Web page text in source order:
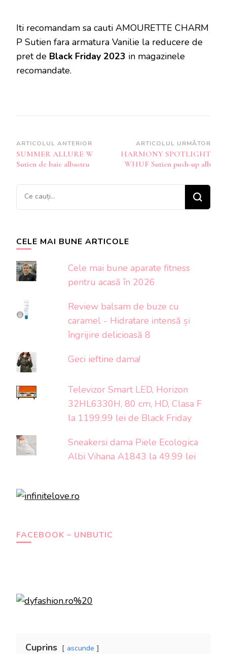
Iti recomandam sa cauti AMOURETTE CHARM
P Sutien fara armatura Vanilie la reducere de
pret de Black Friday 2023 in magazinele
recomandate.
Navigare
în
ARTICOLUL ANTERIOR
SUMMER ALLURE W
Sutien de baie albastru
ARTICOLUL URMĂTOR
HARMONY SPOTLIGHT
WHUF Sutien push-up alb
Cauți
ceva?
CELE MAI BUNE ARTICOLE
Cele mai bune aparate fitness
pentru acasă în 2026
Review balsam de buze cu
caramel - Hidratare intensă și
îngrijire delicioasă 8
Geci ieftine dama!
Televizor Smart LED, Horizon
32HL6330H, 80 cm, HD, Clasa F
la 1199.99 lei de Black Friday
Sneakersi dama Piele Ecologica
Albi Vihana A1843 la 49.99 lei
FACEBOOK – UNBUTIC
Cuprins ascunde